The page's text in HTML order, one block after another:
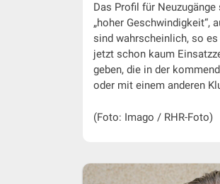
Das Profil für
„hoher Geschwindigkeit“,
sind wahrscheinlich, so
jetzt schon kaum
geben, die in der
oder mit einem anderen
(Foto: Imago / RHR-Foto)